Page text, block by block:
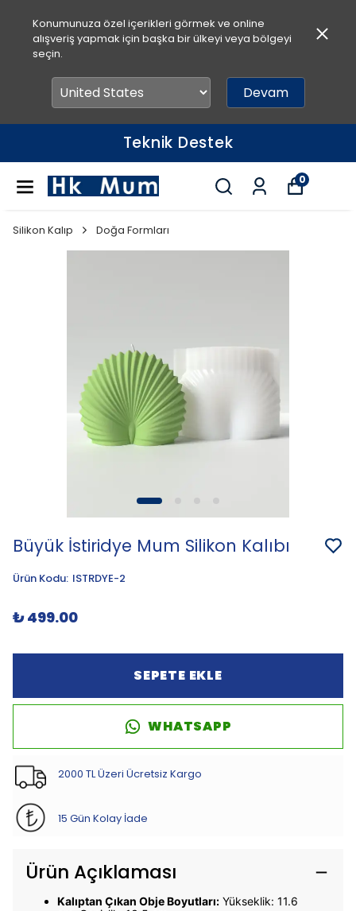
Konumunuza özel içerikleri görmek ve online
alışveriş yapmak için başka bir ülkeyi veya bölgeyi
seçin.
Devam
Teknik Destek
0
Silikon Kalıp Doğa Formları
Büyük İstiridye Mum Silikon Kalıbı
Ürün Kodu: ISTRDYE-2
₺ 499.00
SEPETE EKLE
WHATSAPP
2000 TL Üzeri Ücretsiz Kargo
15 Gün Kolay İade
Ürün Açıklaması
Kalıptan Çıkan Obje Boyutları: Yükseklik: 11.6